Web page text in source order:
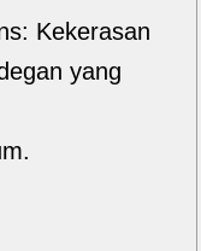
Kekerasan
yang